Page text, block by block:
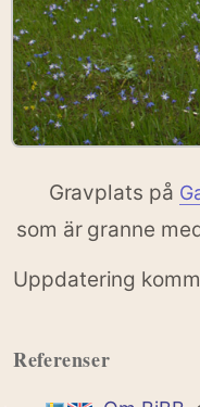
Gravplats på
som är granne
Uppdatering
Referenser